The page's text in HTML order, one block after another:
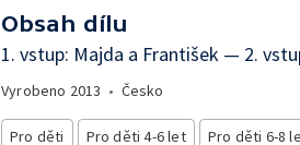
Obsah dílu
1. vstup: Majda a František — 2.
Vyrobeno 2013 • Česko
Pro děti Pro děti 4-6 let Pro děti 6-8